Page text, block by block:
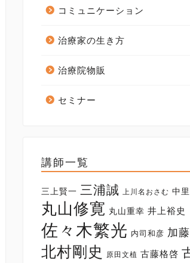
コミュニケーション
治療家の生き方
治療院物販
セミナー
講師一覧
三上賢一 三浦誠 上川名おさむ 中
丸山修寛 丸山重幸 井上裕史
佐々木繁光 内司和彦 加
北村剛史 原田文植 古藤格啓